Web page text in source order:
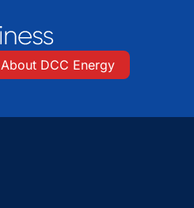
About DCC Energy